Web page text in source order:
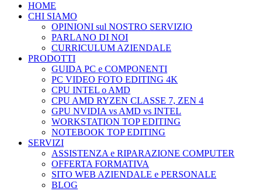
HOME
CHI SIAMO
OPINIONI sul NOSTRO SERVIZIO
PARLANO DI NOI
CURRICULUM AZIENDALE
PRODOTTI
GUIDA PC e COMPONENTI
PC VIDEO FOTO EDITING 4K
CPU INTEL o AMD
CPU AMD RYZEN CLASSE 7, ZEN 4
GPU NVIDIA vs AMD vs INTEL
WORKSTATION TOP EDITING
NOTEBOOK TOP EDITING
SERVIZI
ASSISTENZA e RIPARAZIONE COMPUTER
OFFERTA FORMATIVA
SITO WEB AZIENDALE e PERSONALE
BLOG